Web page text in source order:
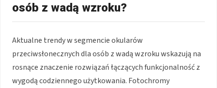
osób z wadą wzroku?
Aktualne trendy w segmencie okularów
przeciwsłonecznych dla osób z wadą wzroku wskazują na
rosnące znaczenie rozwiązań łączących funkcjonalność z
wygodą codziennego użytkowania. Fotochromy